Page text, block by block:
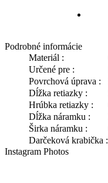
Podrobné informácie
Materiál :
Určené pre :
Povrchová úprava :
Dĺžka retiazky :
Hrúbka retiazky :
Dĺžka náramku :
Širka náramku :
Darčeková krabička :
Instagram Photos